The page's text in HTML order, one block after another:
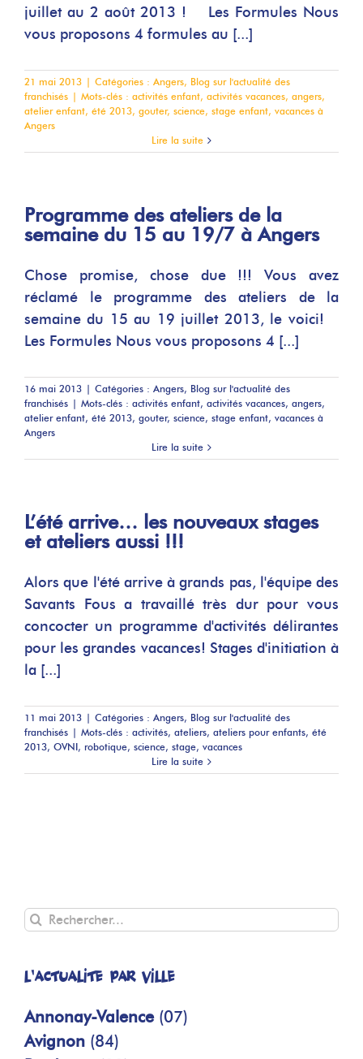
juillet au 2 août 2013 ! Les Formules Nous
vous proposons 4 formules au [...]
21 mai 2013 | Catégories : Angers, Blog sur l'actualité des
franchisés | Mots-clés : activités enfant, activités vacances, angers,
atelier enfant, été 2013, gouter, science, stage enfant, vacances à
Angers
Lire la suite
Programme des ateliers de la
semaine du 15 au 19/7 à Angers
Chose promise, chose due !!! Vous avez
réclamé le programme des ateliers de la
semaine du 15 au 19 juillet 2013, le voici!
Les Formules Nous vous proposons 4 [...]
16 mai 2013 | Catégories : Angers, Blog sur l'actualité des
franchisés | Mots-clés : activités enfant, activités vacances, angers,
atelier enfant, été 2013, gouter, science, stage enfant, vacances à
Angers
Lire la suite
L’été arrive… les nouveaux stages
et ateliers aussi !!!
Alors que l'été arrive à grands pas, l'équipe des
Savants Fous a travaillé très dur pour vous
concocter un programme d'activités délirantes
pour les grandes vacances! Stages d'initiation à
la [...]
11 mai 2013 | Catégories : Angers, Blog sur l'actualité des
franchisés | Mots-clés : activités, ateliers, ateliers pour enfants, été
2013, OVNI, robotique, science, stage, vacances
Lire la suite
Rechercher
L'actualité par ville
Annonay-Valence (07)
Avignon (84)